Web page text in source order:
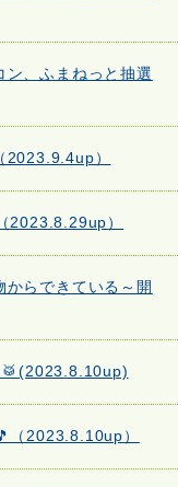
ン、ふまねっと抽選
2023.9.4up）
2023.8.29up）
らできている～開
🥁(2023.8.10up)
（2023.8.10up）